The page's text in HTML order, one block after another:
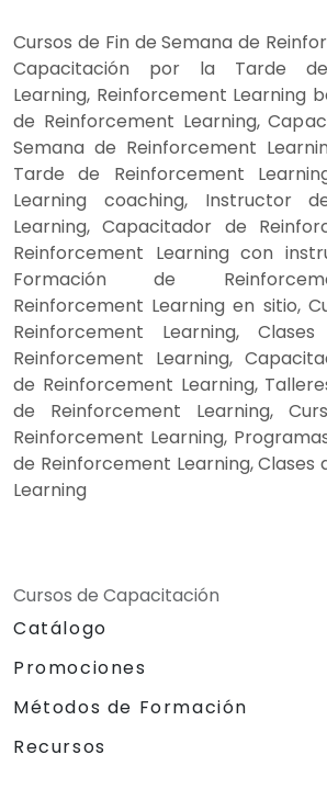
Cursos de Fin de Semana de
Capacitación por la Tarde de
Learning, Reinforcement Learning
de Reinforcement Learning,
Semana de Reinforcement
Tarde de Reinforcement
Learning coaching, Instructor
Learning, Capacitador de
Reinforcement Learning con
Formación de
Reinforcement Learning en sitio,
Reinforcement Learning,
Reinforcement Learning,
de Reinforcement Learning,
de Reinforcement Learning,
Reinforcement Learning,
de Reinforcement Learning, Clases
Learning
Cursos de Capacitación
Catálogo
Promociones
Métodos de Formación
Recursos